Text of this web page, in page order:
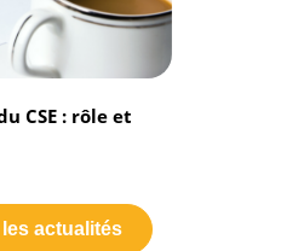
CSE : rôle et
actualités